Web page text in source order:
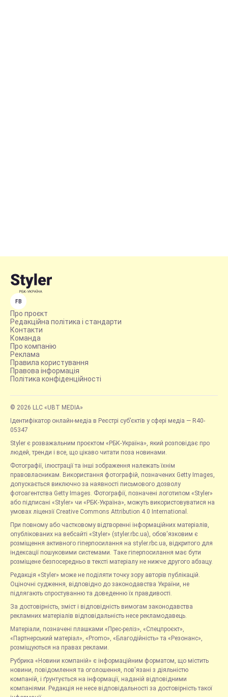
FB
Про проєкт
Редакційна політика і стандарти
Контакти
Команда
Про компанію
Реклама
Правила користування
Правова інформація
Політика конфіденційності
© 2026 LLC «UBT MEDIA»
Ідентифікатор онлайн-медіа в Реєстрі суб’єктів у сфері медіа — R40-
05347
Styler є розважальним проєктом «РБК-Україна», який розповідає про
людей, тренди і все, що цікаво читати поза новинами.
Фотографії, ілюстрації та інші зображення належать їхнім
правовласникам. Використання фотографій, позначених Getty Images,
допускається виключно за наявності письмового дозволу
фотоагентства Getty Images. Фотографії, позначені логотипом «Styler»
або підписані «Styler» чи «РБК-Україна», можуть використовуватися на
умовах ліцензії Creative Commons Attribution 4.0 International.
При повному або частковому відтворенні інформаційних матеріалів,
опублікованих на вебсайті «Styler» (styler.rbc.ua), обов'язковим є
розміщення активного гіперпосилання на styler.rbc.ua, відкритого для
індексації пошуковими системами. Таке гіперпосилання має бути
розміщене безпосередньо в тексті матеріалу не нижче другого абзацу.
Редакція «Styler» може не поділяти точку зору авторів публікацій.
Оціночні судження, відповідно до законодавства України, не
підлягають спростуванню та доведенню їх правдивості.
За достовірність, зміст і відповідність вимогам законодавства
рекламних матеріалів відповідальність несе рекламодавець.
Матеріали, позначені плашками «Прес-реліз», «Спецпроєкт»,
«Партнерський матеріал», «Promo», «Благодійність» та «Резонанс»,
розміщуються на правах реклами.
Рубрика «Новини компаній» є інформаційним форматом, що містить
новини, повідомлення та оголошення, пов'язані з діяльністю
компаній, і ґрунтується на інформації, наданій відповідними
компаніями. Редакція не несе відповідальності за достовірність такої